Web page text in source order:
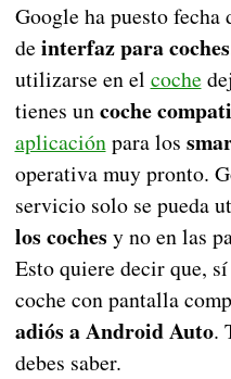
Google ha puesto
de interfaz para coches
utilizarse en el coche
tienes uncoche
aplicaciónpara los
operativa muy pronto.
servicio solo se pueda
los coches y no en las
Esto quiere decir que,
coche con pantalla
adiós a Android Auto.
debes saber.